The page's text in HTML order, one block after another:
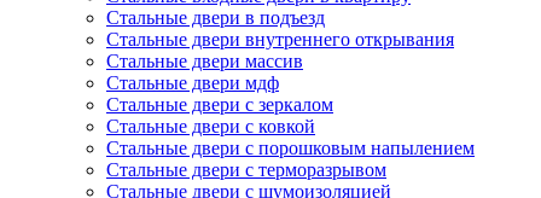
Стальные двери в подъезд
Стальные двери внутреннего открывания
Стальные двери массив
Стальные двери мдф
Стальные двери с зеркалом
Стальные двери с ковкой
Стальные двери с порошковым напылением
Стальные двери с терморазрывом
Стальные двери с шумоизоляцией